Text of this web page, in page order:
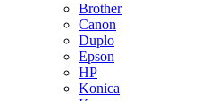
Brother
Canon
Duplo
Epson
HP
Konica